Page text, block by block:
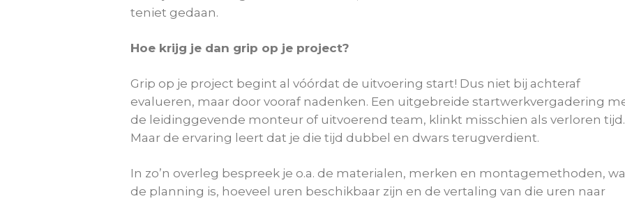
teniet gedaan.
Hoe krijg je dan grip op je project?
Grip op je project begint al vóórdat de uitvoering start! Dus niet bij achteraf
evalueren, maar door vooraf nadenken. Een uitgebreide startwerkvergadering
de leidinggevende monteur of uitvoerend team, klinkt misschien als verloren tijd.
Maar de ervaring leert dat je die tijd dubbel en dwars terugverdient.
In zo’n overleg bespreek je o.a. de materialen, merken en montagemethoden,
de planning is, hoeveel uren beschikbaar zijn en de vertaling van die uren naar